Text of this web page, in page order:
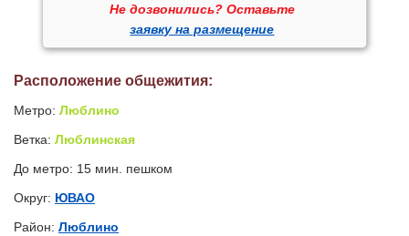
Не дозвонились? Оставьте
заявку на размещение
Расположение общежития:
Метро: Люблино
Ветка: Люблинская
До метро: 15 мин. пешком
Округ: ЮВАО
Район: Люблино